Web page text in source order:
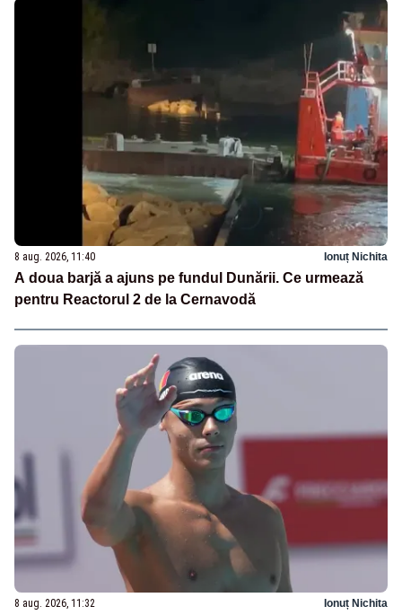
8 aug. 2026, 11:40 Ionuț Nichita
A doua barjă a ajuns pe fundul Dunării. Ce urmează
pentru Reactorul 2 de la Cernavodă
8 aug. 2026, 11:32 Ionuț Nichita